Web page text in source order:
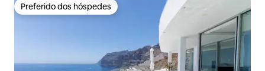
Preferido dos hóspedes
Preferido dos hóspedes